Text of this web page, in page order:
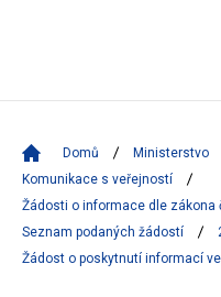
Domů Ministerstvo
Komunikace s veřejností
Žádosti o informace dle zákona
Seznam podaných žádostí
Žádost o poskytnutí informací